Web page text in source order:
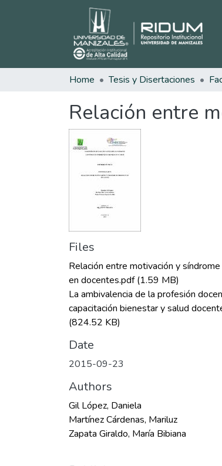
Home Tesis y Disertaciones
Relación entre
Files
Relación entre motivación y
en docentes.pdf(1.59 MB)
La ambivalencia de la profesión
capacitación bienestar y salud
(824.52 KB)
Date
2015-09-23
Authors
Gil López, Daniela
Martínez Cárdenas, Mariluz
Zapata Giraldo, María Bibiana